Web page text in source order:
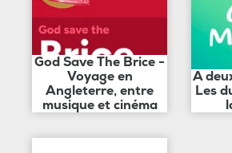
God Save The Brice -
Voyage en
Angleterre, entre
musique et cinéma
A
Les